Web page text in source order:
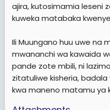
ajira, kutosimamia leseni
kuweka matabaka
Ili Muungano huu uwe na
mwananchi wa kawaida
pande zote mbili, ni
zitatuliwe kisheria,
kwa maneno matamu ya